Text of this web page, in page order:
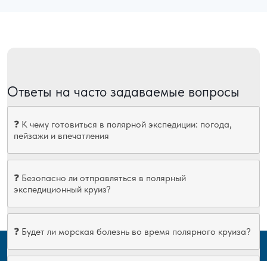
Ответы на часто задаваемые вопросы
❓ К чему готовиться в полярной экспедиции: погода,
пейзажи и впечатления
❓ Безопасно ли отправляться в полярный
экспедиционный круиз?
❓ Будет ли морская болезнь во время полярного круиза?